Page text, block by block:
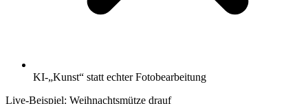
KI-„Kunst“ statt echter Fotobearbeitung
Live-Beispiel: Weihnachtsmütze drauf